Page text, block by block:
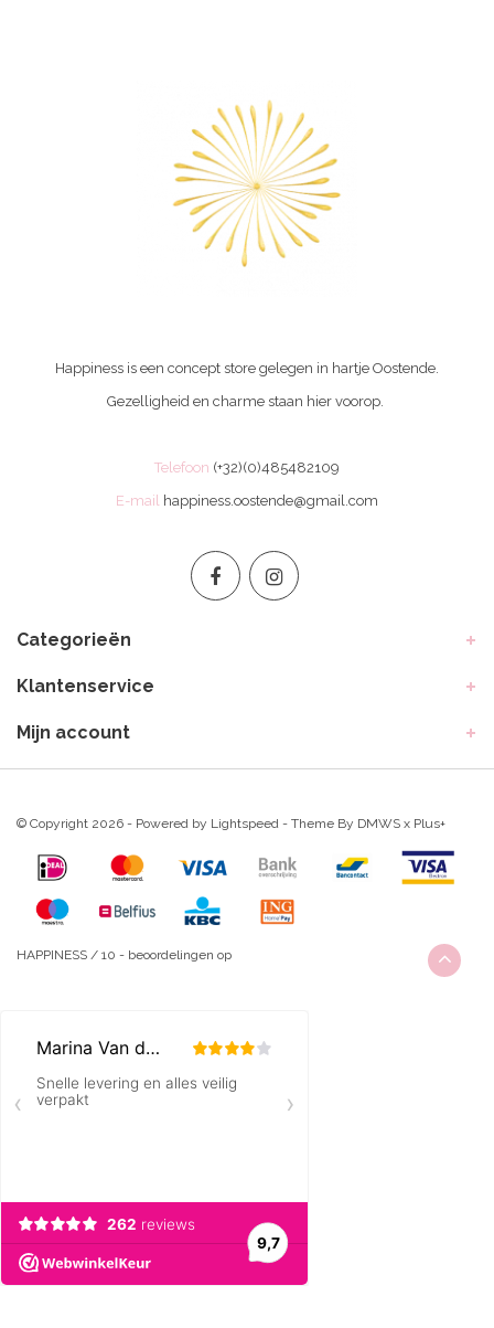
Happiness is een concept store gelegen in hartje Oostende.
Gezelligheid en charme staan hier voorop.
Telefoon (+32)(0)485482109
E-mail happiness.oostende@gmail.com
Categorieën
Klantenservice
Mijn account
© Copyright 2026 - Powered by Lightspeed - Theme By DMWS x Plus+
HAPPINESS / 10 - beoordelingen op